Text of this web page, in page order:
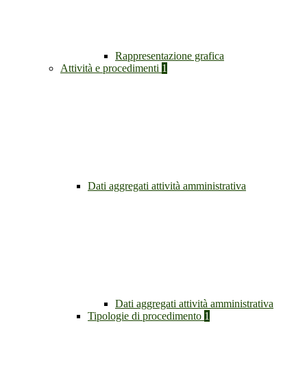
Rappresentazione grafica
Attività e procedimenti 1
Dati aggregati attività amministrativa
Dati aggregati attività amministrativa
Tipologie di procedimento 1